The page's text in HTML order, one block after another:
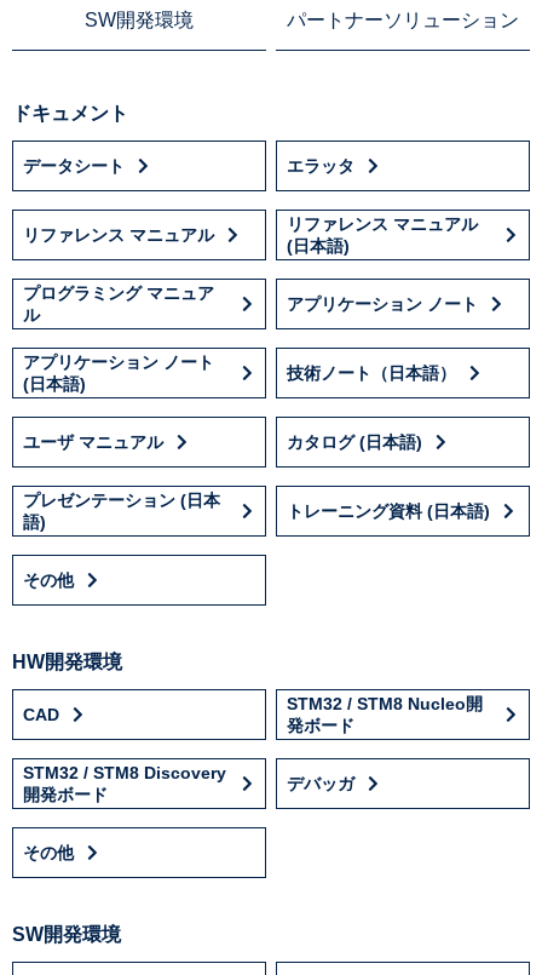
SW開発環境 パートナーソリューション
ドキュメント
データシート エラッタ
リファレンス マニュアル
リファレンス マニュアル
(日本語)
プログラミング マニュア
ル
アプリケーション ノート
アプリケーション ノート
(日本語)
技術ノート（日本語）
ユーザ マニュアル カタログ (日本語)
プレゼンテーション (日本
語)
トレーニング資料 (日本語)
その他
HW開発環境
CAD
STM32 / STM8 Nucleo開
発ボード
STM32 / STM8 Discovery
開発ボード
デバッガ
その他
SW開発環境